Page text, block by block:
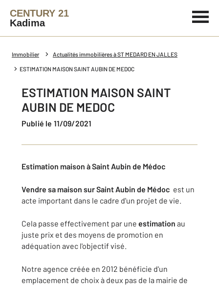
CENTURY 21
Kadima
Immobilier Actualités immobilières à ST MEDARD EN JALLES
ESTIMATION MAISON SAINT AUBIN DE MEDOC
ESTIMATION MAISON SAINT
AUBIN DE MEDOC
Publié le 11/09/2021
Estimation maison à Saint Aubin de Médoc
Vendre sa maison sur Saint Aubin de Médoc est un
acte important dans le cadre d'un projet de vie.
Cela passe effectivement par une estimation au
juste prix et des moyens de promotion en
adéquation avec l'objectif visé.
Notre agence créée en 2012 bénéficie d'un
emplacement de choix à deux pas de la mairie de